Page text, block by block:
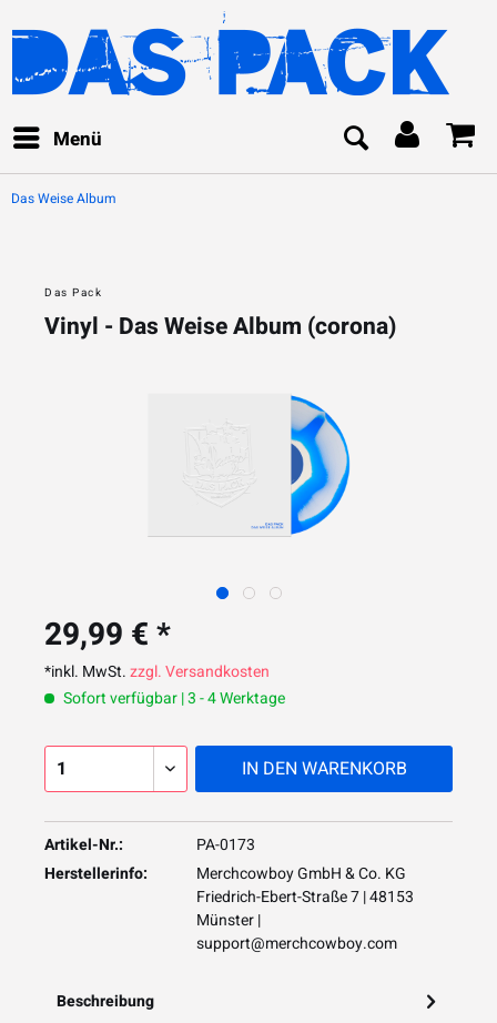
Menü
Das Weise Album
Das Pack
Vinyl - Das Weise Album (corona)
29,99 € *
*inkl. MwSt.zzgl. Versandkosten
Sofort verfügbar | 3 - 4 Werktage
IN DEN WARENKORB
Artikel-Nr.:
PA-0173
Herstellerinfo:
Merchcowboy GmbH & Co. KG
Friedrich-Ebert-Straße 7 | 48153
Münster |
support@merchcowboy.com
Beschreibung